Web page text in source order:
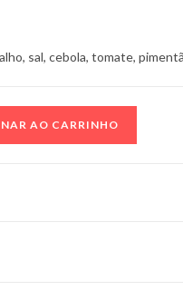
sal, cebola, tomate,
AO CARRINHO